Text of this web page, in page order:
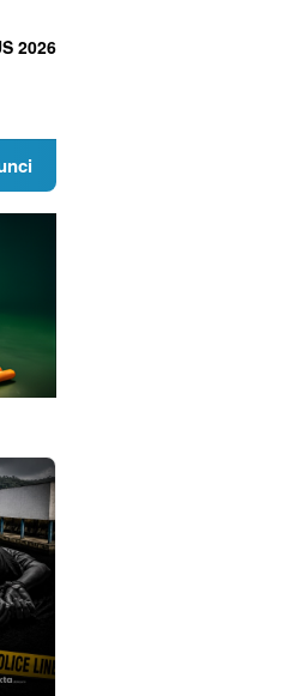
2026
Heboh Unggahan Nakesindo